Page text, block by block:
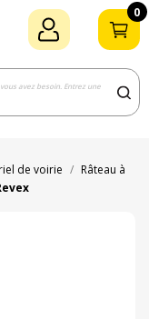
0
de voirie
Râteau à